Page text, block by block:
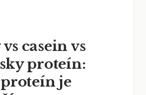
casein vs
proteín:
je